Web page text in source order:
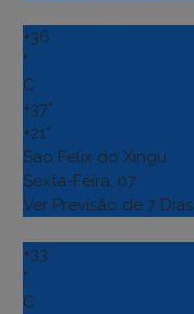
+36
°
C
+37°
+21°
Sao Felix do Xingu
Sexta-Feira, 07
Ver Previsão de 7 Dias
+33
°
C